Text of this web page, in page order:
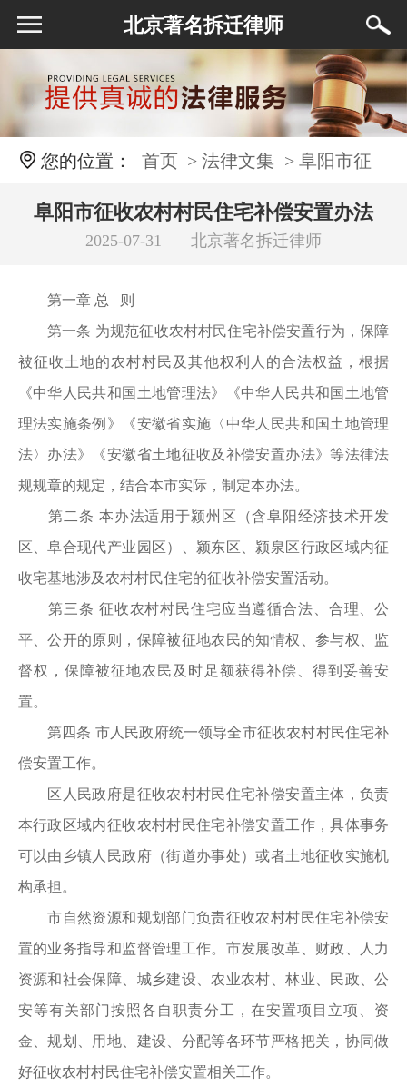
北京著名拆迁律师
您的位置： 首页 > 法律文集 > 阜阳市征
收农村村民住宅补偿安置办法
阜阳市征收农村村民住宅补偿安置办法
2025-07-31 北京著名拆迁律师
第一章 总 则
第一条 为规范征收农村村民住宅补偿安置行为，保障
被征收土地的农村村民及其他权利人的合法权益，根据
《中华人民共和国土地管理法》《中华人民共和国土地管
理法实施条例》《安徽省实施〈中华人民共和国土地管理
法〉办法》《安徽省土地征收及补偿安置办法》等法律法
规规章的规定，结合本市实际，制定本办法。
第二条 本办法适用于颍州区（含阜阳经济技术开发
区、阜合现代产业园区）、颍东区、颍泉区行政区域内征
收宅基地涉及农村村民住宅的征收补偿安置活动。
第三条 征收农村村民住宅应当遵循合法、合理、公
平、公开的原则，保障被征地农民的知情权、参与权、监
督权，保障被征地农民及时足额获得补偿、得到妥善安
置。
第四条 市人民政府统一领导全市征收农村村民住宅补
偿安置工作。
区人民政府是征收农村村民住宅补偿安置主体，负责
本行政区域内征收农村村民住宅补偿安置工作，具体事务
可以由乡镇人民政府（街道办事处）或者土地征收实施机
构承担。
市自然资源和规划部门负责征收农村村民住宅补偿安
置的业务指导和监督管理工作。市发展改革、财政、人力
资源和社会保障、城乡建设、农业农村、林业、民政、公
安等有关部门按照各自职责分工，在安置项目立项、资
金、规划、用地、建设、分配等各环节严格把关，协同做
好征收农村村民住宅补偿安置相关工作。